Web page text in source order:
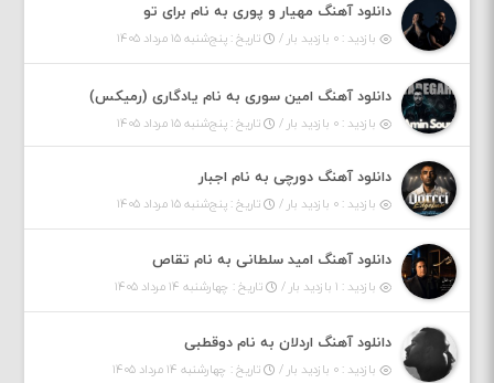
دانلود آهنگ مهیار و پوری به نام برای تو
بازدید : ۰ بازدید بار / تاریخ : پنج‌شنبه ۱۵ مرداد ۱۴۰۵
دانلود آهنگ امین سوری به نام یادگاری (رمیکس)
بازدید : ۰ بازدید بار / تاریخ : پنج‌شنبه ۱۵ مرداد ۱۴۰۵
دانلود آهنگ دورچی به نام اجبار
بازدید : ۰ بازدید بار / تاریخ : پنج‌شنبه ۱۵ مرداد ۱۴۰۵
دانلود آهنگ امید سلطانی به نام تقاص
بازدید : ۱ بازدید بار / تاریخ : چهارشنبه ۱۴ مرداد ۱۴۰۵
دانلود آهنگ اردلان به نام دوقطبی
بازدید : ۰ بازدید بار / تاریخ : چهارشنبه ۱۴ مرداد ۱۴۰۵